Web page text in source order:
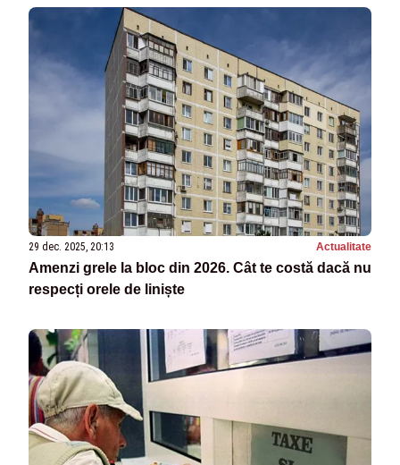
29 dec. 2025, 20:13 Actualitate
Amenzi grele la bloc din 2026. Cât te costă dacă nu
respecți orele de liniște